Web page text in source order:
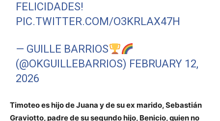
FELICIDADES!
PIC.TWITTER.COM/O3KRLAX47H
— GUILLE BARRIOS
(@OKGUILLEBARRIOS) FEBRUARY 12,
2026
Timoteo es hijo de Juana y de su ex marido, Sebastián
Graviotto, padre de su segundo hijo, Benicio, quien no